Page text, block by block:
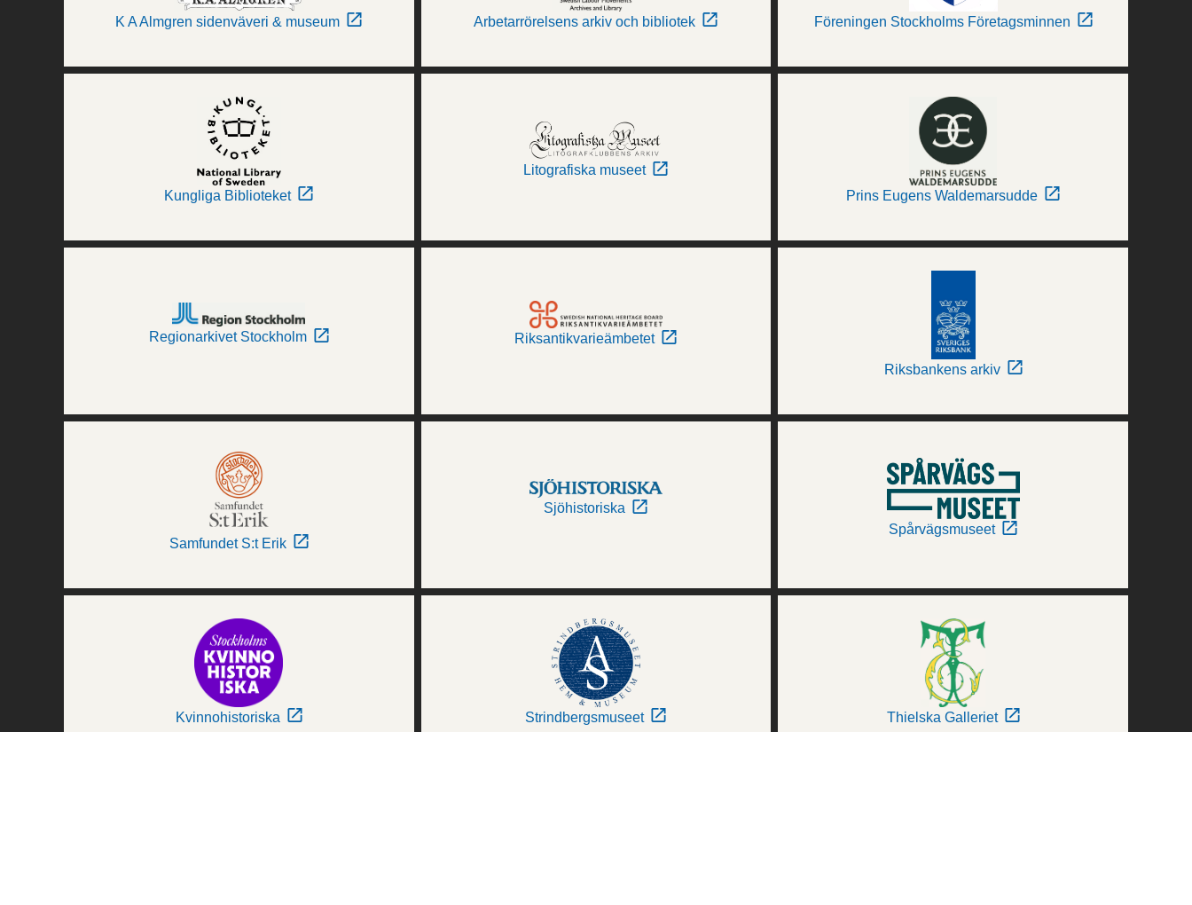
K A Almgren sidenväveri & museum Arbetarrörelsens arkiv och bibliotek Föreningen Stockholms Företagsminnen
Kungliga Biblioteket
Litografiska museet
Prins Eugens Waldemarsudde
Regionarkivet Stockholm Riksantikvarieämbetet
Riksbankens arkiv
Samfundet S:t Erik
Sjöhistoriska
Spårvägsmuseet
Kvinnohistoriska Strindbergsmuseet Thielska Galleriet